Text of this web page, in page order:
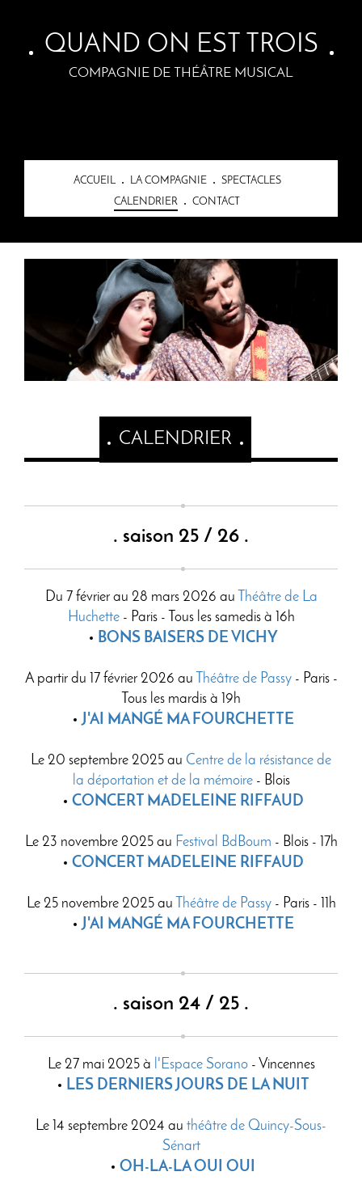
QUAND ON EST TROIS
COMPAGNIE DE THÉÂTRE MUSICAL
ACCUEIL LA COMPAGNIE
SPECTACLES
CALENDRIER
CONTACT
CALENDRIER
. saison 25 / 26 .
Du 7 février au 28 mars 2026 au Théâtre de La
Huchette- Paris - Tous les samedis à 16h
BONS BAISERS DE VICHY
A partir du 17 février 2026 au Théâtre de Passy- Paris -
Tous les mardis à 19h
J'AI MANGÉ MA FOURCHETTE
Le 20 septembre 2025 au Centre de la résistance de
la déportation et de la mémoire- Blois
CONCERT MADELEINE RIFFAUD
Le 23 novembre 2025 au Festival BdBoum - Blois - 17h
CONCERT MADELEINE RIFFAUD
Le 25 novembre 2025 au Théâtre de Passy- Paris - 11h
J'AI MANGÉ MA FOURCHETTE
. saison 24 / 25 .
Le 27 mai 2025 à l'Espace Sorano- Vincennes
LES DERNIERS JOURS DE LA NUIT
Le 14 septembre 2024 au théâtre de Quincy-Sous-
Sénart
OH-LA-LA OUI OUI